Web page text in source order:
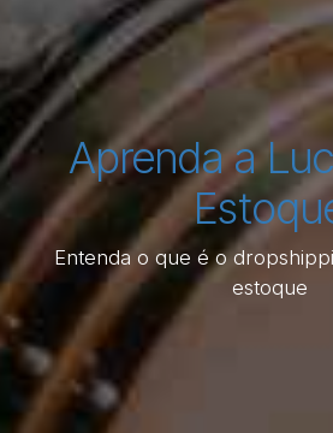
Aprenda a
Entenda o que é o
estoque